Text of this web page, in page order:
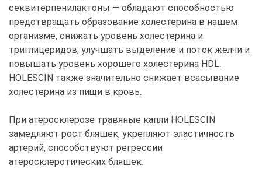
секвитерпенилактоны — обладают способностью
предотвращать образование холестерина в нашем
организме, снижать уровень холестерина и
триглицеридов, улучшать выделение и поток желчи и
повышать уровень хорошего холестерина HDL.
HOLESCIN также значительно снижает всасывание
холестерина из пищи в кровь.
При атеросклерозе травяные капли HOLESCIN
замедляют рост бляшек, укрепляют эластичность
артерий, способствуют регрессии
атеросклеротических бляшек.